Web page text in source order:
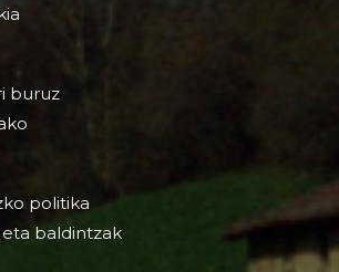
buruz
politika
baldintzak